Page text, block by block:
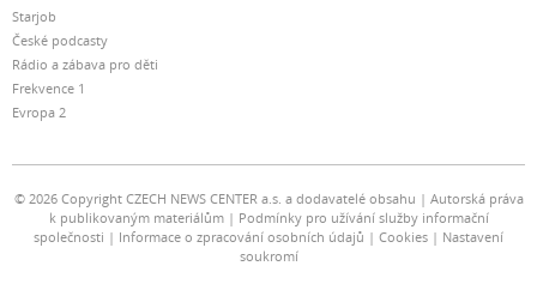
Starjob
České podcasty
Rádio a zábava pro děti
Frekvence 1
Evropa 2
© 2026 Copyright CZECH NEWS CENTER a.s. a dodavatelé obsahu
Autorská práva
k publikovaným materiálům
Podmínky pro užívání služby informační
společnosti
Informace o zpracování osobních údajů Cookies
Nastavení
soukromí